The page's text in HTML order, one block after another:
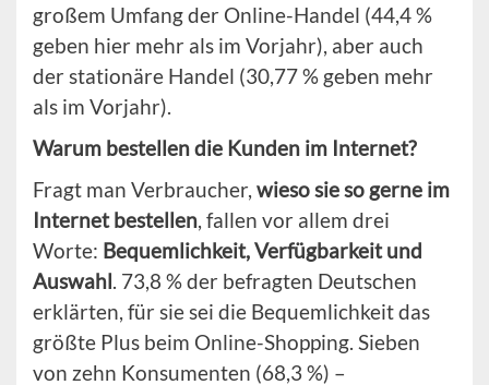
großem Umfang der Online-Handel (44,4 %
geben hier mehr als im Vorjahr), aber auch
der stationäre Handel (30,77 % geben mehr
als im Vorjahr).
Warum bestellen die Kunden im Internet?
Fragt man Verbraucher, wieso sie so gerne im
Internet bestellen, fallen vor allem drei
Worte: Bequemlichkeit, Verfügbarkeit und
Auswahl. 73,8 % der befragten Deutschen
erklärten, für sie sei die Bequemlichkeit das
größte Plus beim Online-Shopping. Sieben
von zehn Konsumenten (68,3 %) –